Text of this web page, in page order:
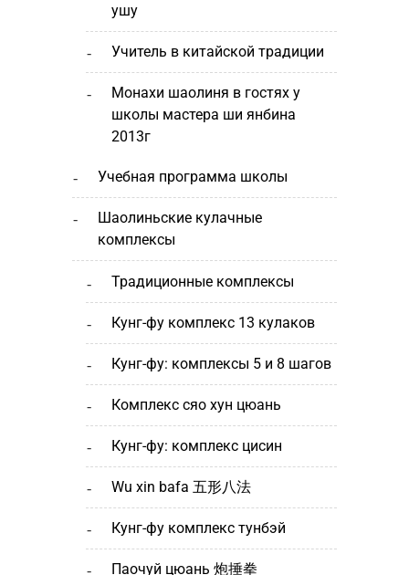
ушу
учитель в китайской традиции
монахи шаолиня в гостях у
школы мастера ши янбина
2013г
учебная программа школы
шаолиньские кулачные
комплексы
традиционные комплексы
кунг-фу комплекс 13 кулаков
кунг-фу: комплексы 5 и 8 шагов
комплекс сяо хун цюань
кунг-фу: комплекс цисин
wu xin bafa 五形八法
кунг-фу комплекс тунбэй
паочуй цюань 炮捶拳